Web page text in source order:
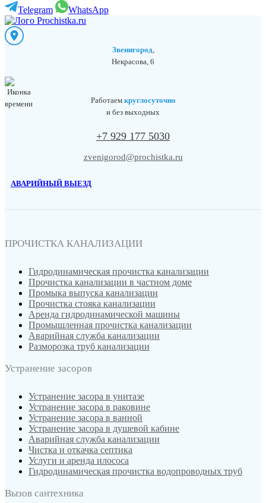
Telegram
WhatsApp
Звенигород
Некрасова, 6
Работаем круглосуточно
и без выходных
+7 929 177 5030
zvenigorod@prochistka.ru
АВАРИЙНЫЙ ВЫЕЗД
ПРОЧИСТКА КАНАЛИЗАЦИИ
Гидродинамическая прочистка канализации
Прочистка канализации в частном доме
Промыка выпуска канализации
Прочистка стояка канализации
Аренда гидродинамической машины
Промышленная прочистка канализации
Аварийная служба канализации
Разморозка труб канализации
Устранение засоров
Устранение засора в унитазе
Устранение засора в раковине
Устранение засора в ванной
Устранение засора в душевой кабине
Аварийная служба канализации
Чистка и откачка септика
Услуги и аренда илососа
Гидродинамическая прочистка водопроводных труб
Вызов сантехника